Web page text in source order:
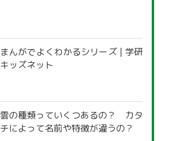
まんがでよくわかるシリーズ | 学研
キッズネット
雲の種類っていくつあるの？ カタ
チによって名前や特徴が違うの？